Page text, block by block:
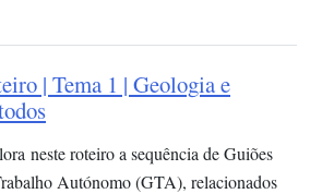
| Tema 1 | Geologia e
neste roteiro a sequência de Guiões
Autónomo (GTA), relacionados